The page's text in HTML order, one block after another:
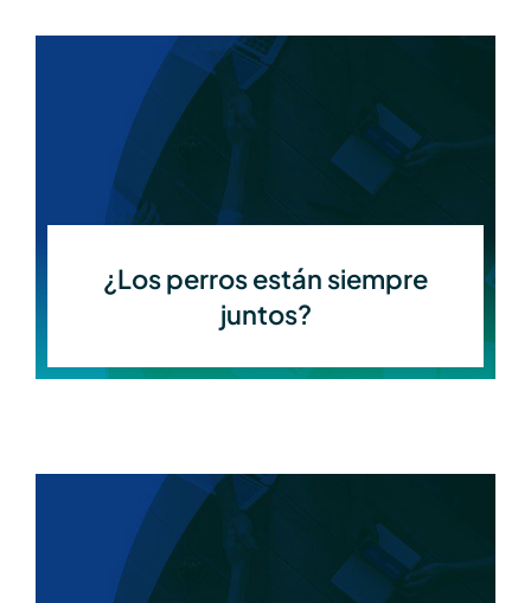
¿Los perros están siempre
juntos?